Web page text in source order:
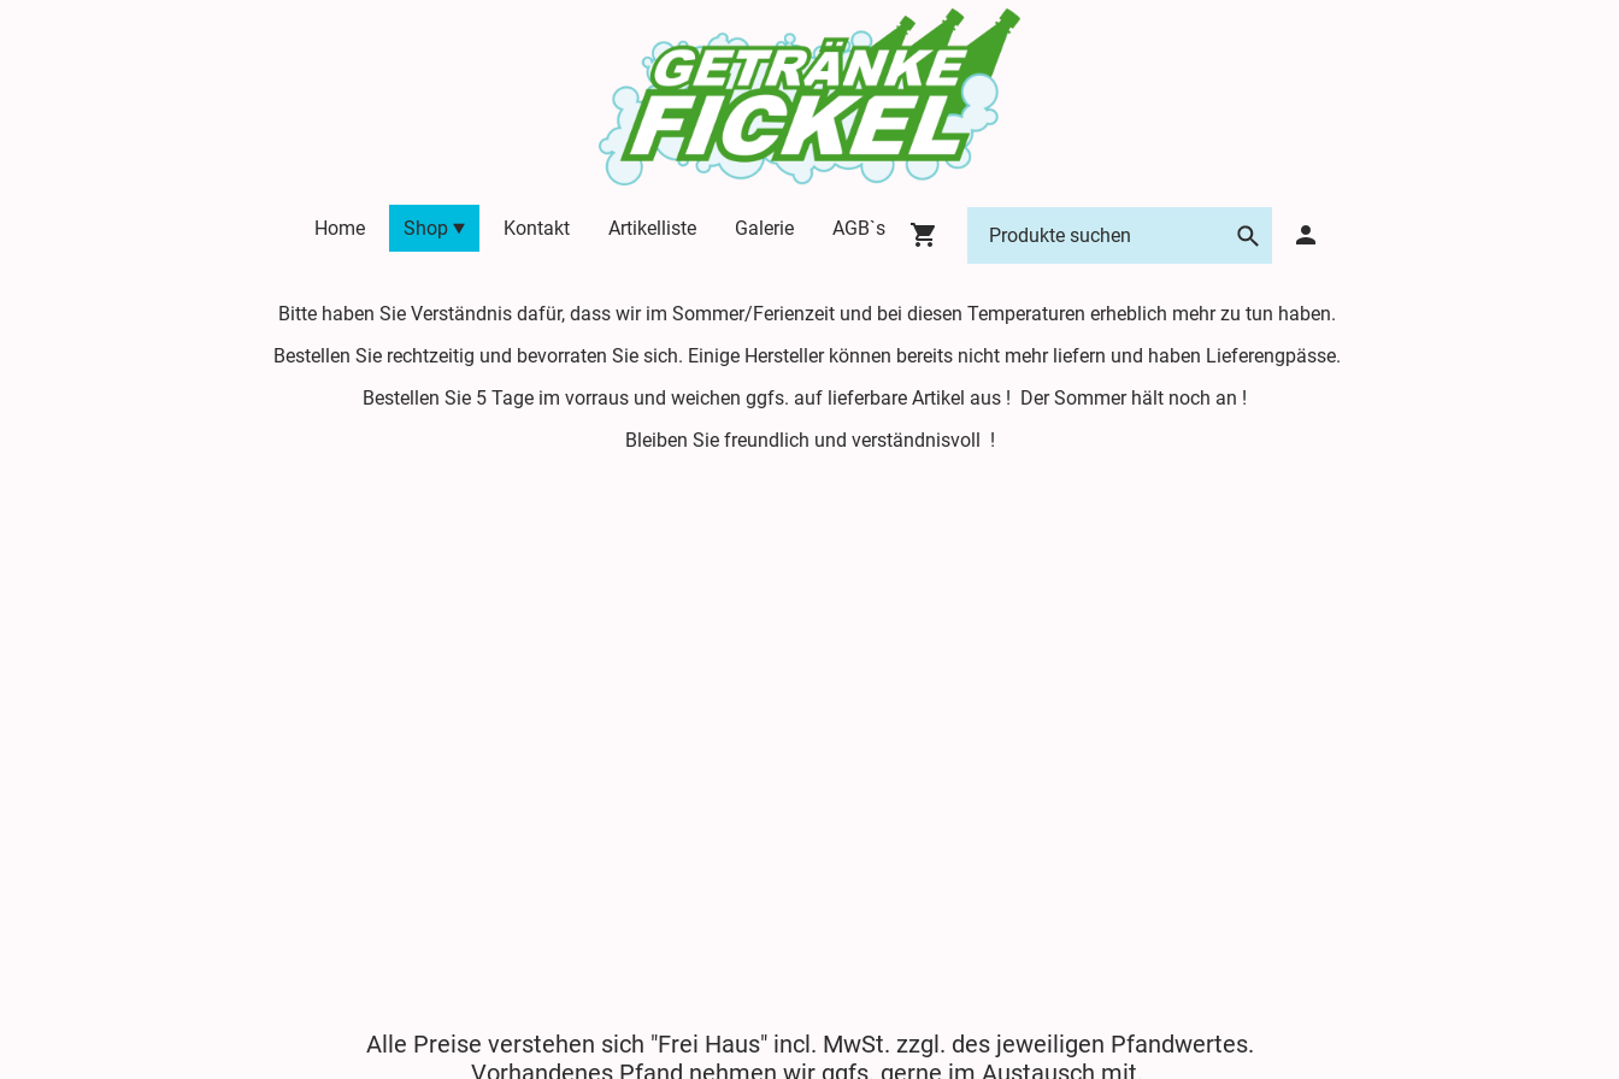
Home Shop Kontakt Artikelliste Galerie AGB`s
Bitte haben Sie Verständnis dafür, dass wir im Sommer/Ferienzeit und bei diesen Temperaturen erheblich mehr zu tun haben.
Bestellen Sie rechtzeitig und bevorraten Sie sich. Einige Hersteller können bereits nicht mehr liefern und haben Lieferengpässe.
Bestellen Sie 5 Tage im vorraus und weichen ggfs. auf lieferbare Artikel aus ! Der Sommer hält noch an !
Bleiben Sie freundlich und verständnisvoll !
Alle Preise verstehen sich "Frei Haus" incl. MwSt. zzgl. des jeweiligen Pfandwertes.
Vorhandenes Pfand nehmen wir ggfs. gerne im Austausch mit.